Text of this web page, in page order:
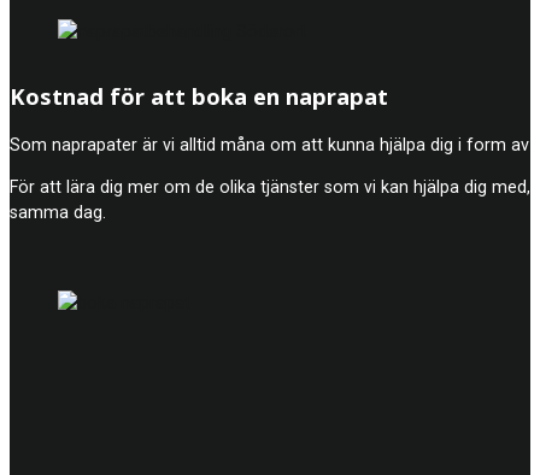
Kostnad för att boka en naprapat
Som naprapater är vi alltid måna om att kunna hjälpa dig i form
För att lära dig mer om de olika tjänster som vi kan hjälpa dig
samma dag.